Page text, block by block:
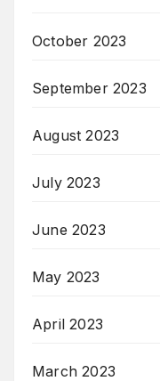
October 2023
September 2023
August 2023
July 2023
June 2023
May 2023
April 2023
March 2023